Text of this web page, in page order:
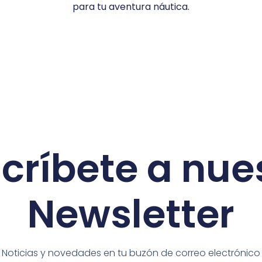
para tu aventura náutica.
a
Newsletter
Noticias y novedades en tu buzón de correo electrónico